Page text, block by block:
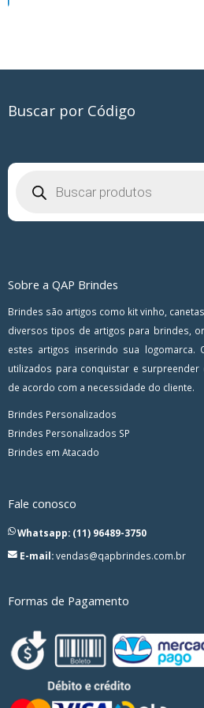
Buscar por Código
produtos
Sobre a QAP Brindes
Brindes são artigos como kit vinho,
diversos tipos de artigos para brindes,
estes artigos inserindo sua logomarca.
utilizados para conquistar e surpreender
de acordo com a necessidade do cliente.
Brindes Personalizados
Brindes Personalizados SP
Brindes em Atacado
Fale conosco
Whatsapp: (11) 96489-3750
E-mail:vendas@qapbrindes.com.br
Formas de Pagamento